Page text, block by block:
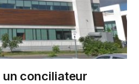
conciliateur